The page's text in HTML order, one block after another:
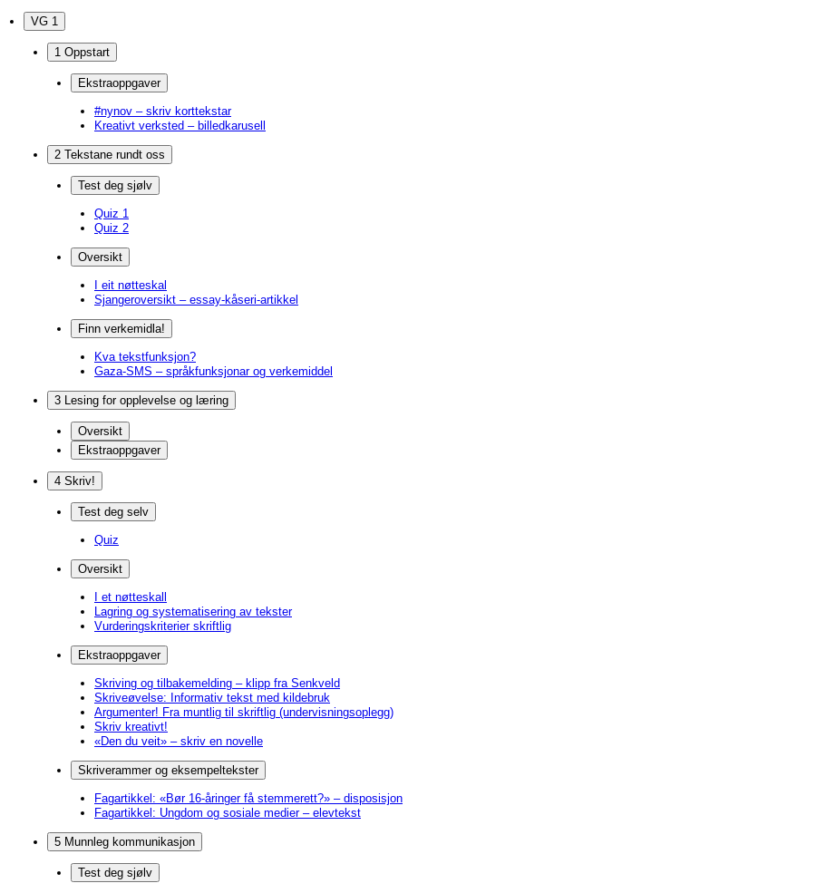
VG 1
1 Oppstart
Ekstraoppgaver
#nynov – skriv korttekstar
Kreativt verksted – billedkarusell
2 Tekstane rundt oss
Test deg sjølv
Quiz 1
Quiz 2
Oversikt
I eit nøtteskal
Sjangeroversikt – essay-kåseri-artikkel
Finn verkemidla!
Kva tekstfunksjon?
Gaza-SMS – språkfunksjonar og verkemiddel
3 Lesing for opplevelse og læring
Oversikt
Ekstraoppgaver
4 Skriv!
Test deg selv
Quiz
Oversikt
I et nøtteskall
Lagring og systematisering av tekster
Vurderingskriterier skriftlig
Ekstraoppgaver
Skriving og tilbakemelding – klipp fra Senkveld
Skriveøvelse: Informativ tekst med kildebruk
Argumenter! Fra muntlig til skriftlig (undervisningsoplegg)
Skriv kreativt!
«Den du veit» – skriv en novelle
Skriverammer og eksempeltekster
Fagartikkel: «Bør 16-åringer få stemmerett?» – disposisjon
Fagartikkel: Ungdom og sosiale medier – elevtekst
5 Munnleg kommunikasjon
Test deg sjølv